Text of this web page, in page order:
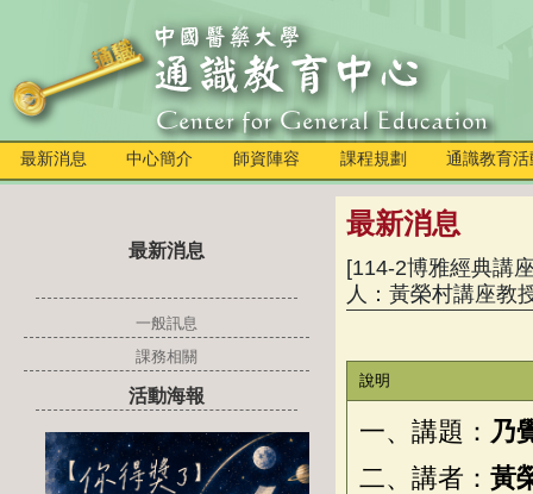
最新消息 中心簡介 師資陣容 課程規劃 通識教育活
最新消息
一般訊息
課務相關
活動海報
最新消息
[114-2博雅經典講
人：黃榮村講座教
說明
一、講題： 乃
二、講者： 黃